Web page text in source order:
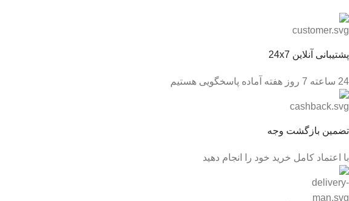
پشتیبانی آنلاین 24x7
24 ساعته 7 روز هفته آماده پاسخگویی هستیم
تضمین بازگشت وجه
با اعتماد کامل خرید خود را انجام دهید